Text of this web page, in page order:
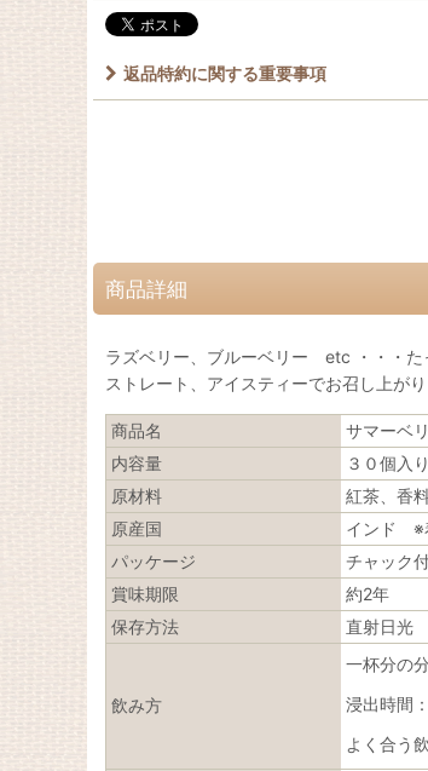
返品特約に関する重要事項
商品詳細
ラズベリー、ブルーベリー etc ・・・た
ストレート、アイスティーでお召し上が
商品名
サマーベ
内容量
３０個入
原材料
紅茶、香
原産国
インド ※
パッケージ
チャック
賞味期限
約2年
保存方法
直射日光
飲み方
一杯分の
浸出時間：
よく合う